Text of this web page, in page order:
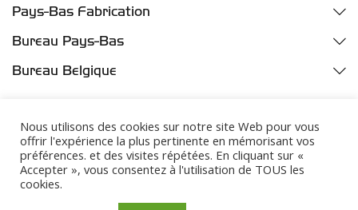
Pays-Bas Fabrication
Fazantweg 5
4791 RR Klundert
Industriezone Moerdijk
+31 (0) 168 32 35 00
Bureau Pays-Bas
Parelhoenweg 3
Harbor number M457b
+31 (0) 168 32 35 00
Bureau Belgique
2520 Broechem
+32 (0) 33 540640
Nous utilisons des cookies sur notre site Web pour vous
offrir l'expérience la plus pertinente en mémorisant vos
préférences. et des visites répétées. En cliquant sur «
Accepter », vous consentez à l'utilisation de TOUS les
cookies.